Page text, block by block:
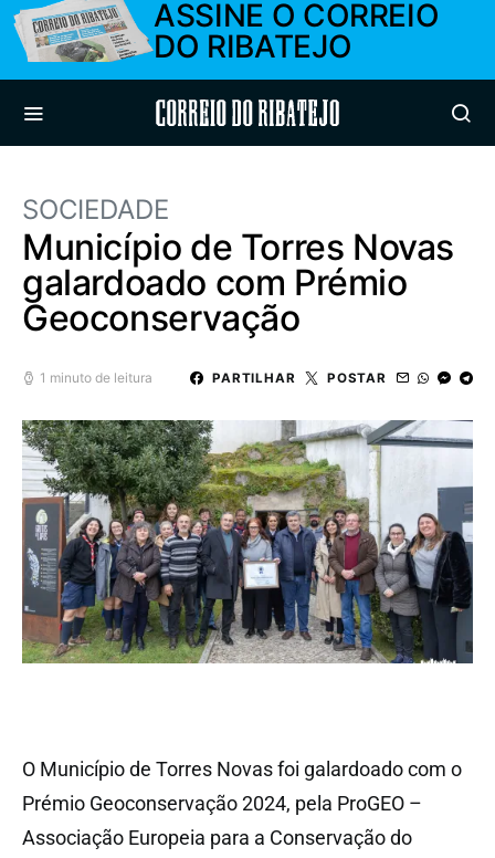
ASSINE O CORREIO
DO RIBATEJO
Correio do Ribatejo
SOCIEDADE
Município de Torres Novas
galardoado com Prémio
Geoconservação
1 minuto de leitura PARTILHAR POSTAR
O Município de Torres Novas foi galardoado com o
Prémio Geoconservação 2024, pela ProGEO –
Associação Europeia para a Conservação do